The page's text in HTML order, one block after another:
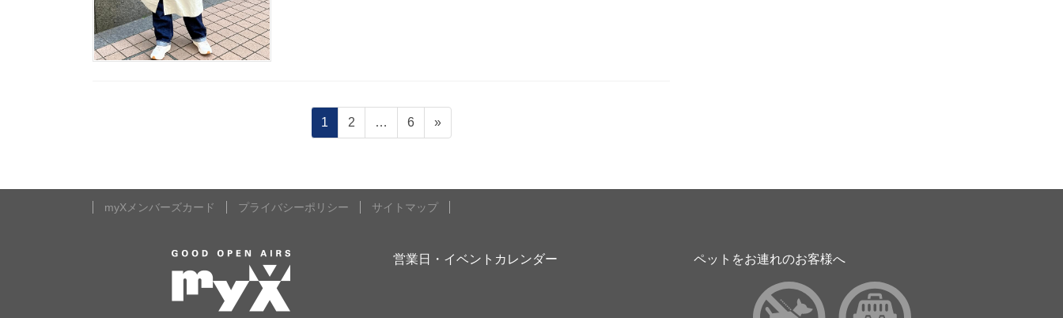
の
固
定
ジ
1
固
定
ジ
2 …
固
定
ジ
6 »
myXメンバーズカード プライバシーポリシー サイトマップ
営業日・イベントカレンダー ペットをお連れのお客様へ